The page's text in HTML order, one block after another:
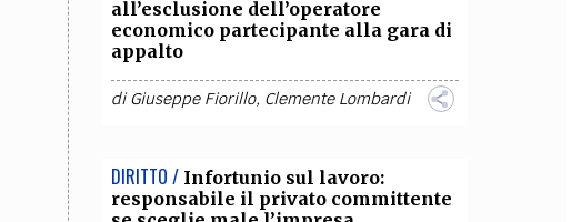
all’esclusione dell’operatore
economico partecipante alla gara di
appalto
diGiuseppe Fiorillo, Clemente Lombardi
DIRITTO / Infortunio sul lavoro:
responsabile il privato committente